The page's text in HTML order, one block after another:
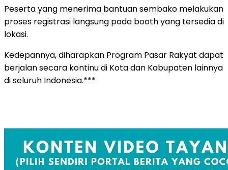
Peserta yang menerima bantuan sembako melakukan
proses registrasi langsung pada booth yang tersedia di
lokasi.
Kedepannya, diharapkan Program Pasar Rakyat dapat
berjalan secara kontinu di Kota dan Kabupaten lainnya
di seluruh Indonesia.***